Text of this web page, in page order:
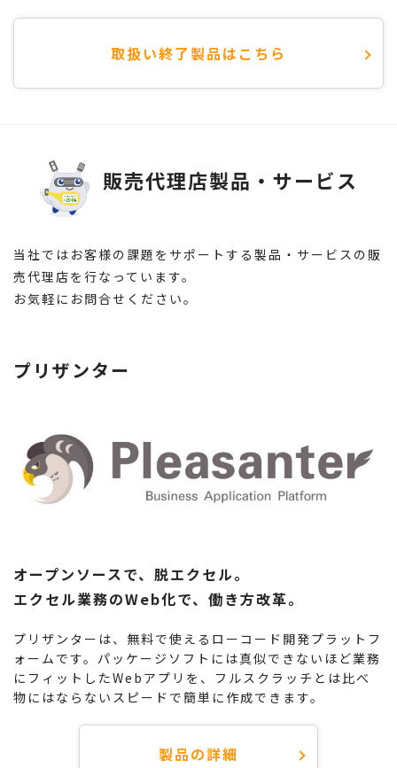
取扱い終了製品はこちら
販売代理店製品・サービス
当社ではお客様の課題をサポートする製品・サービスの販
売代理店を行なっています。
お気軽にお問合せください。
プリザンター
オープンソースで、脱エクセル。
エクセル業務のWeb化で、働き方改革。
プリザンターは、無料で使えるローコード開発プラットフ
ォームです。パッケージソフトには真似できないほど業務
にフィットしたWebアプリを、フルスクラッチとは比べ
物にはならないスピードで簡単に作成できます。
製品の詳細